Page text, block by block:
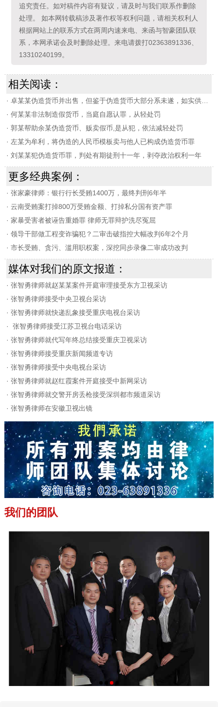
追究责任。如对稿件内容有疑议，请及时与我们联系作删除
处理。 如本网转载稿涉及著作权等权利问题，请相关权利人
根据网站上的联系方式在两周内速来电、来函与智豪团队联
系，本网承诺会及时删除处理。来电请拨打02363891336、
13310240199。
相关阅读：
· 卓某某伪造货币并出售，但鉴于伪造货币大部分系未遂，如实供述犯罪事实，且具有检举他人犯罪的立功表现，依法对其予以减轻处罚
· 何某某非法制造假货币，当庭自愿认罪，从轻处罚
· 郭某帮助余某伪造货币、贩卖假币,是从犯，依法减轻处罚
· 左某为牟利，将伪造的人民币模板卖与他人已构成伪造货币罪
· 刘某某犯伪造货币罪，判处有期徒刑十一年，剥夺政治权利一年
更多经典案例：
· 张家豪律师：银行行长受贿1400万，最终判刑6年半
· 云南受贿案打掉800万受贿金额、打掉私分国有资产罪
· 家暴受害者被诬告重婚罪 律师无罪辩护洗尽冤屈
· 领导干部做工程变诈骗犯？二审击破指控大幅改判6年2个月
· 市长受贿、贪污、滥用职权案，深挖同步录像二审成功改判
媒体对我们的原文报道：
· 张智勇律师就赵某某案件开庭审理接受东方卫视采访
· 张智勇律师接受中央卫视台采访
· 张智勇律师就快递乱象接受重庆电视台采访
·
张智勇律师接受江苏卫视台电话采访
· 张智勇律师就代写年终总结接受重庆卫视采访
· 张智勇律师接受重庆新闻频道专访
· 张智勇律师接受中央电视台采访
· 张智勇律师就赵红霞案件开庭接受中新网采访
· 张智勇律师就交警开房丢枪接受深圳都市频道采访
· 张智勇律师在安徽卫视出镜
我们的团队